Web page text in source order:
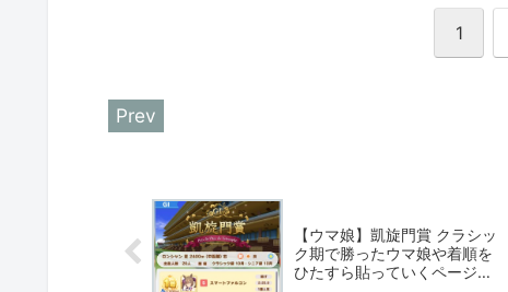
1
【ウマ娘】凱旋門賞 クラシッ
ク期で勝ったウマ娘や着順を
ひたすら貼っていくページ